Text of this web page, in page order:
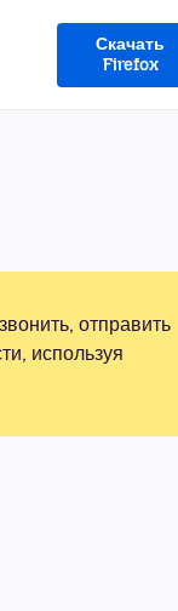
Скачать
Firefox
отправить
используя